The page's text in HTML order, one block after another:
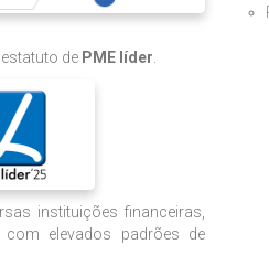
de PME líder
instituições financeiras,
elevados padrões de